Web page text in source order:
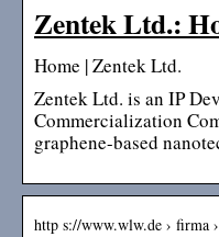
Zentek Ltd.:
Home | Zentek Ltd.
Zentek Ltd. is an IP
Commercialization
graphene-based
http s://www.wlw.de › firma